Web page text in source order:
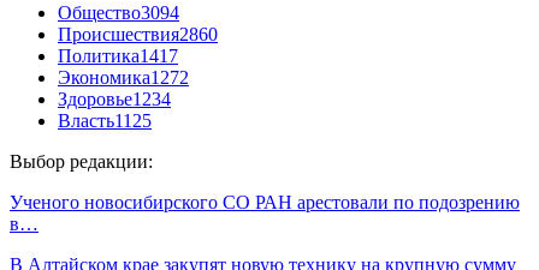
Общество3094
Происшествия2860
Политика1417
Экономика1272
Здоровье1234
Власть1125
Выбор редакции:
Ученого новосибирского СО РАН арестовали по подозрению
в…
В Алтайском крае закупят новую технику на крупную сумму